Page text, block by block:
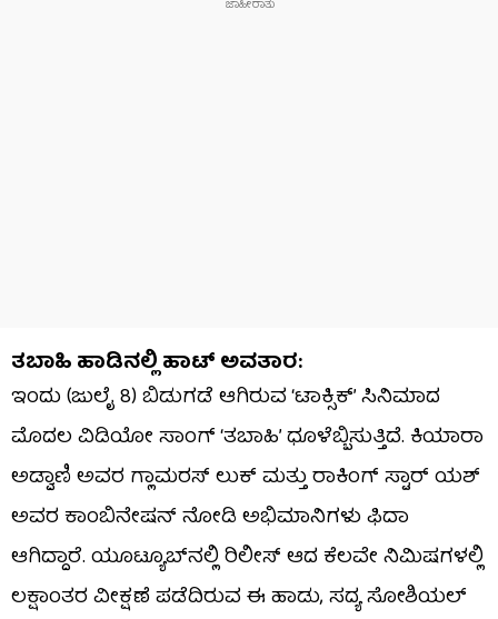
ತಬಾಹಿ ಹಾಡಿನಲ್ಲಿ ಹಾಟ್ ಅವತಾರ:
ಇಂದು (ಜುಲೈ 8) ಬಿಡುಗಡೆ ಆಗಿರುವ ‘ಟಾಕ್ಸಿಕ್’ ಸಿನಿಮಾದ
ಮೊದಲ ವಿಡಿಯೋ ಸಾಂಗ್ ‘ತಬಾಹಿ’ ಧೂಳೆಬ್ಬಿಸುತ್ತಿದೆ. ಕಿಯಾರಾ
ಅಡ್ವಾಣಿ ಅವರ ಗ್ಲಾಮರಸ್ ಲುಕ್ ಮತ್ತು ರಾಕಿಂಗ್ ಸ್ಟಾರ್ ಯಶ್
ಅವರ ಕಾಂಬಿನೇಷನ್ ನೋಡಿ ಅಭಿಮಾನಿಗಳು ಫಿದಾ
ಆಗಿದ್ದಾರೆ. ಯೂಟ್ಯೂಬ್‌ನಲ್ಲಿ ರಿಲೀಸ್ ಆದ ಕೆಲವೇ ನಿಮಿಷಗಳಲ್ಲಿ
ಲಕ್ಷಾಂತರ ವೀಕ್ಷಣೆ ಪಡೆದಿರುವ ಈ ಹಾಡು, ಸದ್ಯ ಸೋಶಿಯಲ್